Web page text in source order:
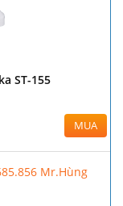
ST-155
MUA
Mr.Hùng